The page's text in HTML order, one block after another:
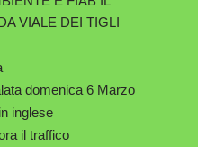
VIALE DEI TIGLI
domenica 6 Marzo
inglese
il traffico